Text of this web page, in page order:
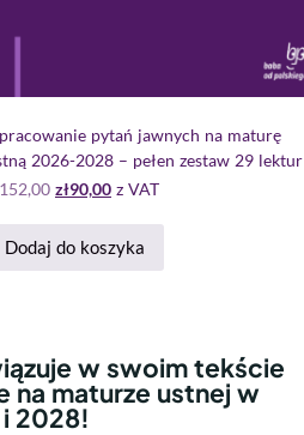
pytań jawnych na maturę
2026-2028 – pełen zestaw 29 lektur
152,00 zł90,00 z VAT
Dodaj do koszyka
w swoim tekście
na maturze ustnej w
2028!